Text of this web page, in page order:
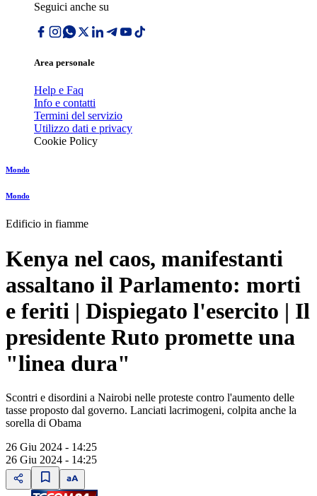
Seguici anche su
Area personale
Help e Faq
Info e contatti
Termini del servizio
Utilizzo dati e privacy
Cookie Policy
Mondo
Mondo
Edificio in fiamme
Kenya nel caos, manifestanti
assaltano il Parlamento: morti
e feriti | Dispiegato l'esercito | Il
presidente Ruto promette una
"linea dura"
Scontri e disordini a Nairobi nelle proteste contro l'aumento delle
tasse proposto dal governo. Lanciati lacrimogeni, colpita anche la
sorella di Obama
26 Giu 2024 - 14:25
26 Giu 2024 - 14:25